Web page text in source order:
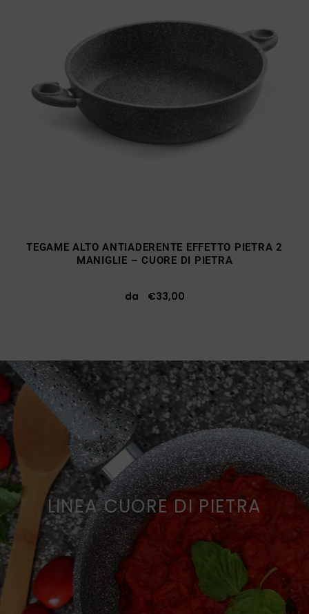
TEGAME ALTO ANTIADERENTE EFFETTO PIETRA 2
MANIGLIE – CUORE DI PIETRA
da €33,00
LINEA CUORE DI PIETRA